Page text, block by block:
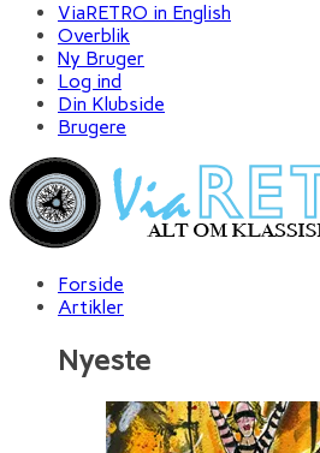
ViaRETRO in English
Overblik
Ny Bruger
Log ind
Din Klubside
Brugere
Forside
Artikler
Nyeste